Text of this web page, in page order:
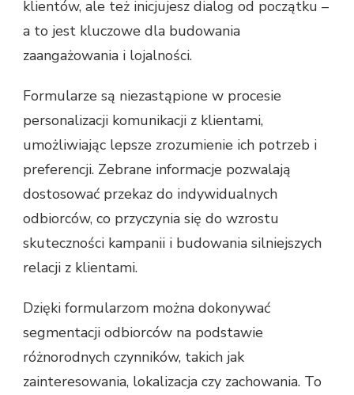
klientów, ale też inicjujesz dialog od początku –
a to jest kluczowe dla budowania
zaangażowania i lojalności.
Formularze są niezastąpione w procesie
personalizacji komunikacji z klientami,
umożliwiając lepsze zrozumienie ich potrzeb i
preferencji. Zebrane informacje pozwalają
dostosować przekaz do indywidualnych
odbiorców, co przyczynia się do wzrostu
skuteczności kampanii i budowania silniejszych
relacji z klientami.
Dzięki formularzom można dokonywać
segmentacji odbiorców na podstawie
różnorodnych czynników, takich jak
zainteresowania, lokalizacja czy zachowania. To